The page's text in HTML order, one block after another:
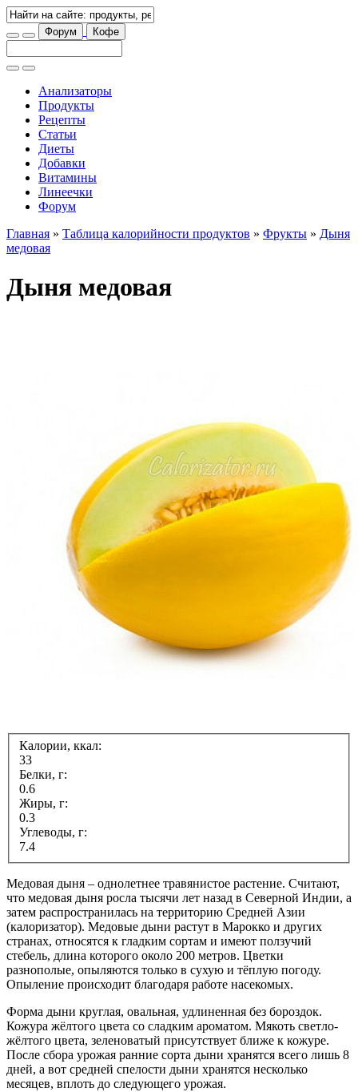
Форум Кофе
Анализаторы
Продукты
Рецепты
Статьи
Диеты
Добавки
Витамины
Линеечки
Форум
Главная » Таблица калорийности продуктов » Фрукты » Дыня
медовая
Дыня медовая
Калории, ккал:
33
Белки, г:
0.6
Жиры, г:
0.3
Углеводы, г:
7.4
Медовая дыня – однолетнее травянистое растение. Считают,
что медовая дыня росла тысячи лет назад в Северной Индии, а
затем распространилась на территорию Средней Азии
(калоризатор). Медовые дыни растут в Марокко и других
странах, относятся к гладким сортам и имеют ползучий
стебель, длина которого около 200 метров. Цветки
разнополые, опыляются только в сухую и тёплую погоду.
Опыление происходит благодаря работе насекомых.
Форма дыни круглая, овальная, удлиненная без бороздок.
Кожура жёлтого цвета со сладким ароматом. Мякоть светло-
жёлтого цвета, зеленоватый присутствует ближе к кожуре.
После сбора урожая ранние сорта дыни хранятся всего лишь 8
дней, а вот средней спелости дыни хранятся несколько
месяцев, вплоть до следующего урожая.